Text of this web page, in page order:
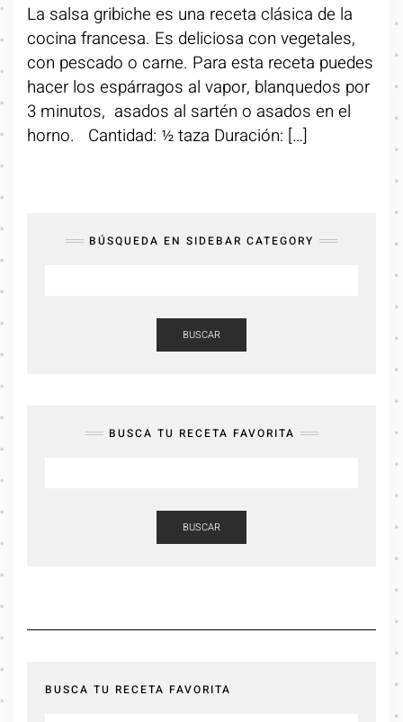
La salsa gribiche es una receta clásica de la
cocina francesa. Es deliciosa con vegetales,
con pescado o carne. Para esta receta puedes
hacer los espárragos al vapor, blanquedos por
3 minutos, asados al sartén o asados en el
horno. Cantidad: ½ taza Duración: […]
BÚSQUEDA EN SIDEBAR CATEGORY
BUSCAR
BUSCA TU RECETA FAVORITA
BUSCAR
BUSCA TU RECETA FAVORITA